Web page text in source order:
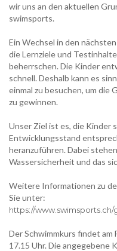
wir uns an den aktuellen
swimsports.
Ein Wechsel in den
die Lernziele und
beherrschen. Die Kinder
schnell. Deshalb kann es
einmal zu besuchen, um die
zu gewinnen.
Unser Ziel ist es, die Kinder
Entwicklungsstand
heranzuführen. Dabei
Wassersicherheit und das
Weitere Informationen zu
Sie unter:
https://www.swimsports.ch/
Der Schwimmkurs findet
17.15 Uhr. Die angegebene